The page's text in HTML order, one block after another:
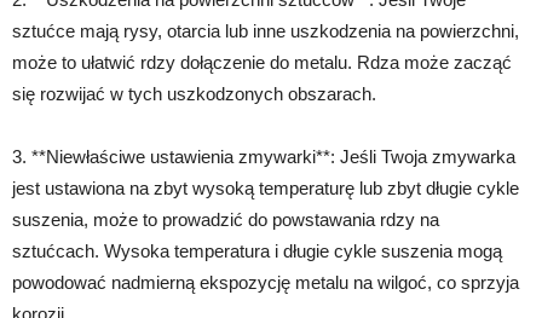
sztućce mają rysy, otarcia lub inne uszkodzenia na powierzchni,
może to ułatwić rdzy dołączenie do metalu. Rdza może zacząć
się rozwijać w tych uszkodzonych obszarach.
3. **Niewłaściwe ustawienia zmywarki**: Jeśli Twoja zmywarka
jest ustawiona na zbyt wysoką temperaturę lub zbyt długie cykle
suszenia, może to prowadzić do powstawania rdzy na
sztućcach. Wysoka temperatura i długie cykle suszenia mogą
powodować nadmierną ekspozycję metalu na wilgoć, co sprzyja